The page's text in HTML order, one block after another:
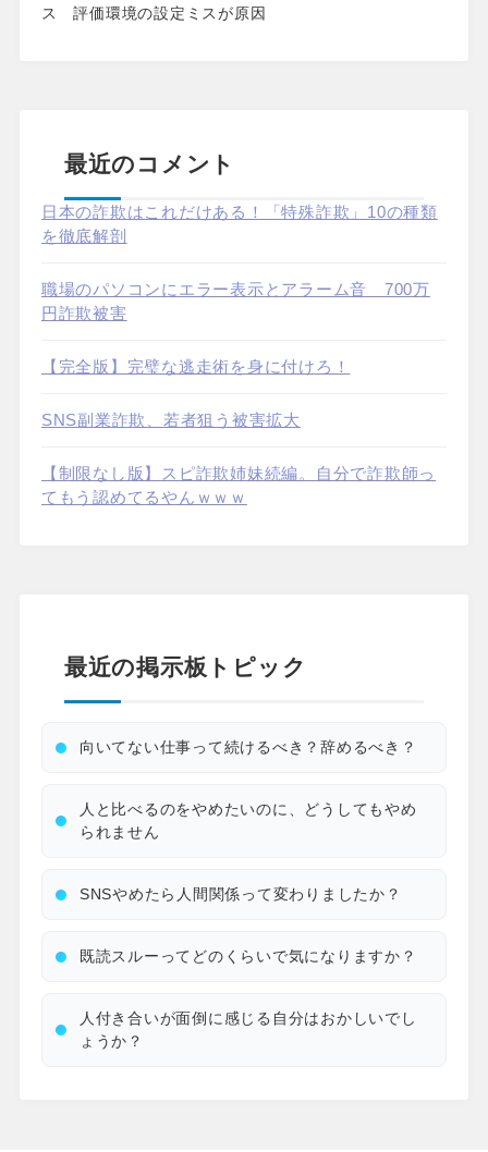
ス 評価環境の設定ミスが原因
最近のコメント
日本の詐欺はこれだけある！「特殊詐欺」10の種類
を徹底解剖
職場のパソコンにエラー表示とアラーム音 700万
円詐欺被害
【完全版】完璧な逃走術を身に付けろ！
SNS副業詐欺、若者狙う被害拡大
【制限なし版】スピ詐欺姉妹続編。自分で詐欺師っ
てもう認めてるやんｗｗｗ
最近の掲示板トピック
向いてない仕事って続けるべき？辞めるべき？
人と比べるのをやめたいのに、どうしてもやめ
られません
SNSやめたら人間関係って変わりましたか？
既読スルーってどのくらいで気になりますか？
人付き合いが面倒に感じる自分はおかしいでし
ょうか？